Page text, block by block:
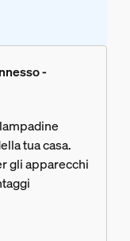
-
tua casa.
gli apparecchi